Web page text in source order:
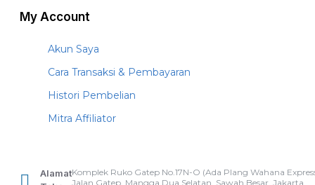
My Account
Akun Saya
Cara Transaksi & Pembayaran
Histori Pembelian
Mitra Affiliator
AlamatKomplek Ruko Gatep No.17N-O (Ada Plang Wahana
Jalan Gatep, Mangga Dua Selatan, Sawah Besar, Jakarta